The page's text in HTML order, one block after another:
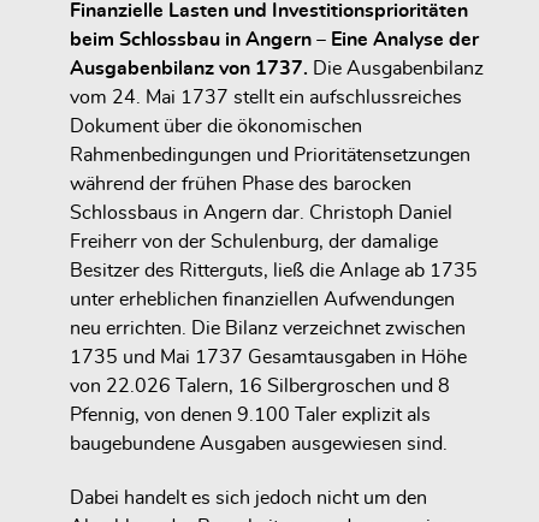
Finanzielle Lasten und Investitionsprioritäten
beim Schlossbau in Angern – Eine Analyse der
Ausgabenbilanz von 1737.
Die Ausgabenbilanz
vom 24. Mai 1737 stellt ein aufschlussreiches
Dokument über die ökonomischen
Rahmenbedingungen und Prioritätensetzungen
während der frühen Phase des barocken
Schlossbaus in Angern dar. Christoph Daniel
Freiherr von der Schulenburg, der damalige
Besitzer des Ritterguts, ließ die Anlage ab 1735
unter erheblichen finanziellen Aufwendungen
neu errichten. Die Bilanz verzeichnet zwischen
1735 und Mai 1737 Gesamtausgaben in Höhe
von 22.026 Talern, 16 Silbergroschen und 8
Pfennig, von denen 9.100 Taler explizit als
baugebundene Ausgaben ausgewiesen sind.
Dabei handelt es sich jedoch nicht um den